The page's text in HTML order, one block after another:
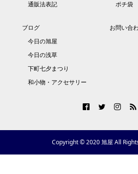
通販法表記
ポチ袋
ブログ
今日の旭屋
今日の浅草
下町七夕まつり
和小物・アクセサリー
お問い合
Copyright © 2020 旭屋 All